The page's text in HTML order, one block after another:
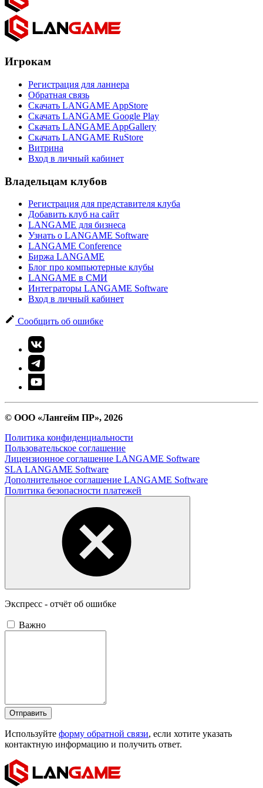
Игрокам
Регистрация для ланнера
Обратная связь
Скачать LANGAME AppStore
Скачать LANGAME Google Play
Скачать LANGAME AppGallery
Скачать LANGAME RuStore
Витрина
Вход в личный кабинет
Владельцам клубов
Регистрация для представителя клуба
Добавить клуб на сайт
LANGAME для бизнеса
Узнать о LANGAME Software
LANGAME Conference
Биржа LANGAME
Блог про компьютерные клубы
LANGAME в СМИ
Интеграторы LANGAME Software
Вход в личный кабинет
Сообщить об ошибке
© ООО «Лангейм ПР», 2026
Политика конфиденциальности
Пользовательское соглашение
Лицензионное соглашение LANGAME Software
SLA LANGAME Software
Дополнительное соглашение LANGAME Software
Политика безопасности платежей
Экспресс - отчёт об ошибке
Важно
Отправить
Используйте форму обратной связи, если хотите указать
контактную информацию и получить ответ.